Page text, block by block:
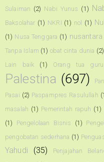
Sulaiman (2) Nabi Yunus (1)
Baksolahar (1) NKRI (1) nol (1)
(1) Nusa Tenggara (1) nusantara
Tanpa Islam (1) obat cinta dunia (2)
Lain baik
(1) Orang tua guru
Palestina (697)
Pasai (2) Paspampres Rasulullah
masalah (1) Pemerintah rapuh (1)
(1)
Pengelolaan Bisnis (1)
pengobatan sederhana (1)
Yahudi
(35) Penjajahan